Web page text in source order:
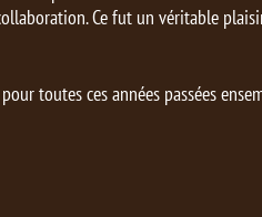
Ce fut un véritable
toutes ces années passées